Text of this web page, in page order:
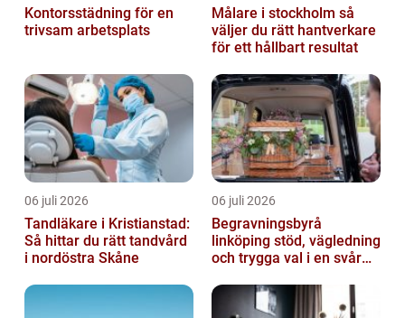
Kontorsstädning för en
trivsam arbetsplats
Målare i stockholm så
väljer du rätt hantverkare
för ett hållbart resultat
06 juli 2026
Tandläkare i Kristianstad:
Så hittar du rätt tandvård
i nordöstra Skåne
06 juli 2026
Begravningsbyrå
linköping stöd, vägledning
och trygga val i en svår